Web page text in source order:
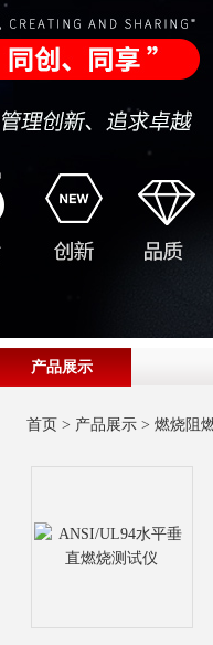
产品展示
首页 > 产品展示 >燃烧阻